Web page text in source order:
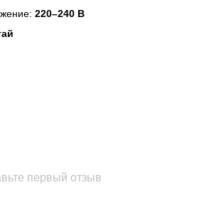
220–240 В
первый отзыв